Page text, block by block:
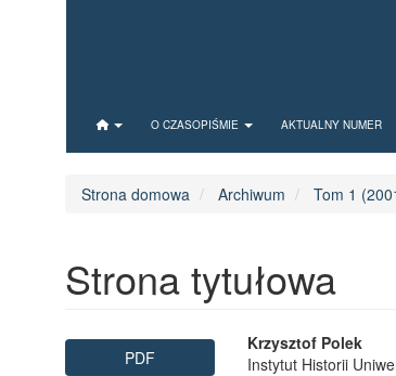
O CZASOPIŚMIE AKTUALNY NUMER
Strona domowa Archiwum Tom 1
Strona tytułowa
Article Sidebar
PDF Main
Krzysztof Polek
Instytut Historii